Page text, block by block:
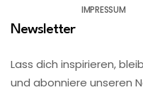
IMPRESSUM
Newsletter
Lass dich inspirieren,
und abonniere unseren